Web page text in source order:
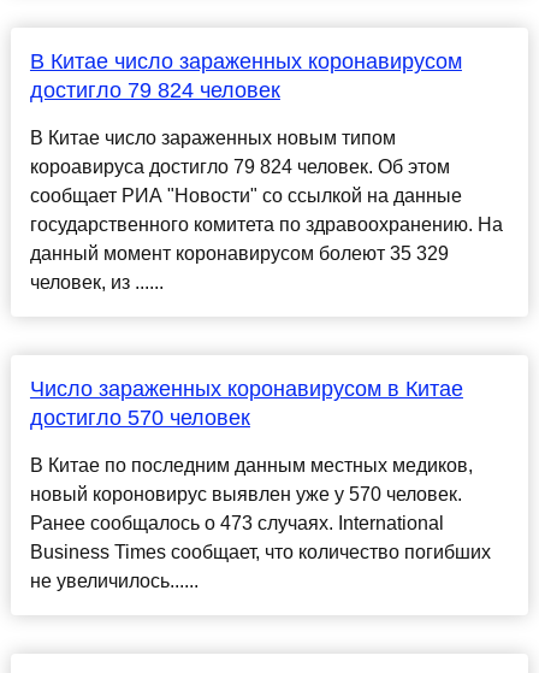
В Китае число зараженных коронавирусом
достигло 79 824 человек
В Китае число зараженных новым типом
короавируса достигло 79 824 человек. Об этом
сообщает РИА "Новости" со ссылкой на данные
государственного комитета по здравоохранению. На
данный момент коронавирусом болеют 35 329
человек, из ......
Число зараженных коронавирусом в Китае
достигло 570 человек
В Китае по последним данным местных медиков,
новый короновирус выявлен уже у 570 человек.
Ранее сообщалось о 473 случаях. International
Business Times сообщает, что количество погибших
не увеличилось......